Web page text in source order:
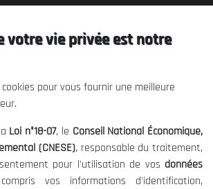
vous prions de nous
mais l'accès à ce
est restreint.
votre vie privée est notre
pour vous fournir une meilleure
Loi n°18-07, le Conseil National Économique,
(CNESE), responsable du traitement,
pour l'utilisation de vos données
vos informations d'identification,